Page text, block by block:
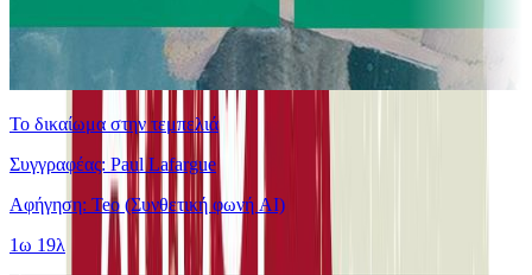
Το δικαίωμα στην τεμπελιά
Συγγραφέας: Paul Lafargue
Αφήγηση: Teo (Συνθετική φωνή AI)
1ω 19λ